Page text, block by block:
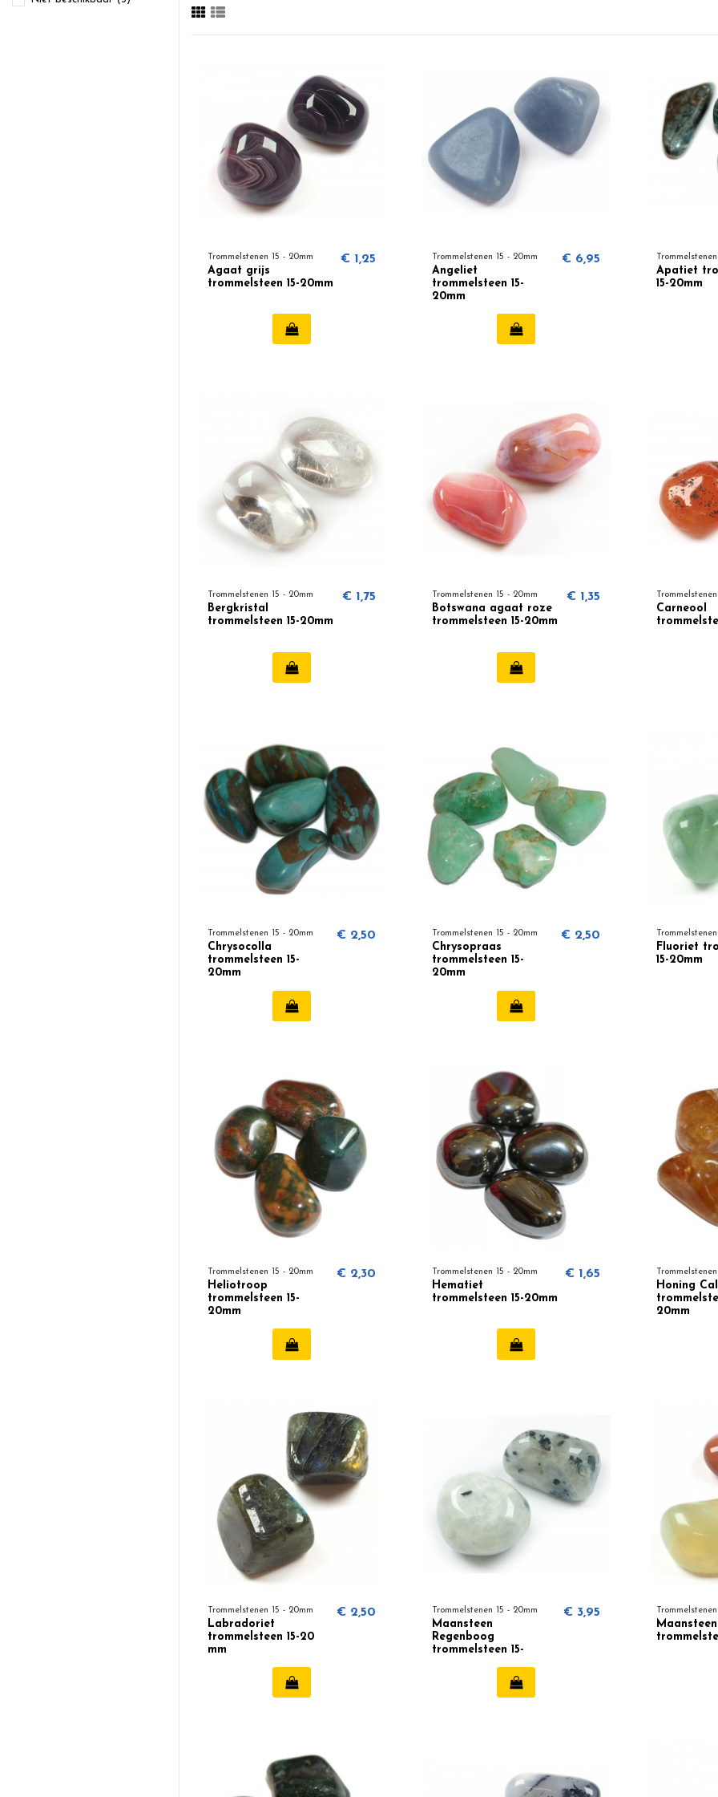
Trommelstenen 15 - 20mm
Agaat grijs
trommelsteen 15-20mm
€ 1,25 Trommelstenen 15 - 20mm
Angeliet
trommelsteen 15-
20mm
€ 6,95
Apatiet
15-20mm
Trommelstenen 15 - 20mm
Bergkristal
trommelsteen 15-20mm
€ 1,75 Trommelstenen 15 - 20mm
Botswana agaat roze
trommelsteen 15-20mm
€ 1,35
Carneool
Trommelstenen 15 - 20mm
Chrysocolla
trommelsteen 15-
20mm
€ 2,50 Trommelstenen 15 - 20mm
Chrysopraas
trommelsteen 15-
20mm
€ 2,50
Fluoriet
15-20mm
Trommelstenen 15 - 20mm
Heliotroop
trommelsteen 15-
20mm
€ 2,30 Trommelstenen 15 - 20mm
Hematiet
trommelsteen 15-20mm
€ 1,65
Honing
20mm
Trommelstenen 15 - 20mm
Labradoriet
trommelsteen 15-20
mm
€ 2,50 Trommelstenen 15 - 20mm
Maansteen
Regenboog
trommelsteen 15-
€ 3,95
Maansteen